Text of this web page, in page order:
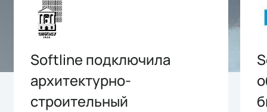
Softline подключила
архитектурно-
строительный